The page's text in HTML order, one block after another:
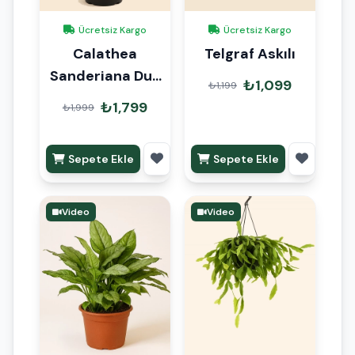
Ücretsiz Kargo
Calathea
Sanderiana Dua
Çiçeği
₺1,999 ₺1,799
Sepete Ekle
Ücretsiz Kargo
Telgraf Askılı
₺1,199 ₺1,099
Sepete Ekle
Video Video